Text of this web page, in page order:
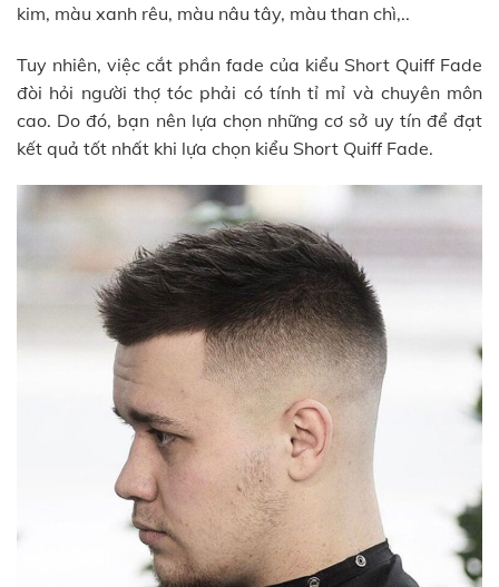
kim, màu xanh rêu, màu nâu tây, màu than chì,..
Tuy nhiên, việc cắt phần fade của kiểu Short Quiff Fade
đòi hỏi người thợ tóc phải có tính tỉ mỉ và chuyên môn
cao. Do đó, bạn nên lựa chọn những cơ sở uy tín để đạt
kết quả tốt nhất khi lựa chọn kiểu Short Quiff Fade.